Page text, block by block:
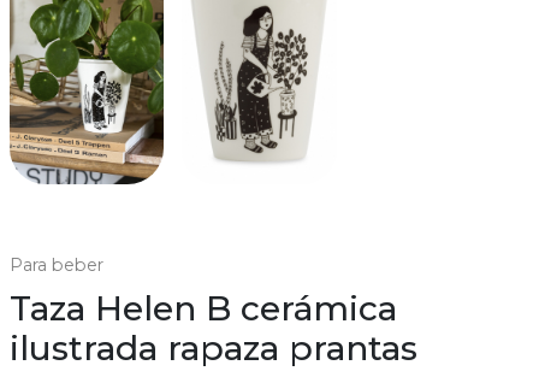
Para beber
Taza Helen B cerámica
ilustrada rapaza prantas